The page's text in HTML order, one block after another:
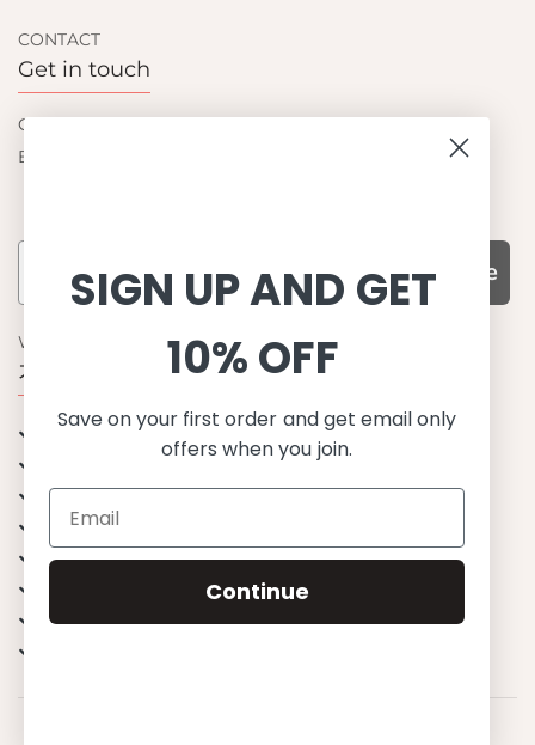
CONTACT
Get in touch
Contact us
Become a retailer
Subscribe
WHY CHOOSE US?
기능성과 품질, 그리고 디자인
UPF 50+ 최고 수준 UV 차단 성능
이탈리아산 최고급 원단과 소재 사용
환경을 생각하는 지속가능한 제품
유럽에서 생산된, 스칸디나비안 디자인
스타일리시함과 정교함
무한한 조합으로 믹스&매치
SIGN UP AND GET
10% OFF
Save on your first order and get email only
offers when you join.
Continue